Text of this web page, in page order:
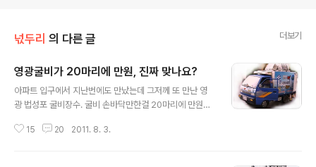
넋두리 의 다른 글 더보기
영광굴비가 20마리에 만원, 진짜 맞나요?
아파트 입구에서 지난번에도 만났는데 그저께 또 만난 영
광 법성포 굴비장수. 굴비 손바닥만한걸 20마리에 만원씩
이 뭘 자꾸 의심을 하는 것도 큰 병이지만 이렇게 노상에서
15 20 2011. 8. 3.